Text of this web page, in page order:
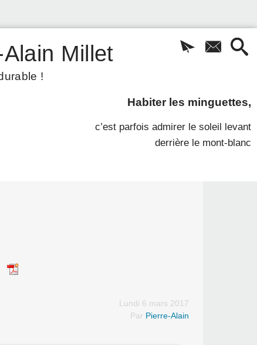
Millet
!
Habiter les minguettes,
c’est parfois admirer le soleil levant
derrière le mont-blanc
Lundi 6 mars 2017
Par Pierre-Alain